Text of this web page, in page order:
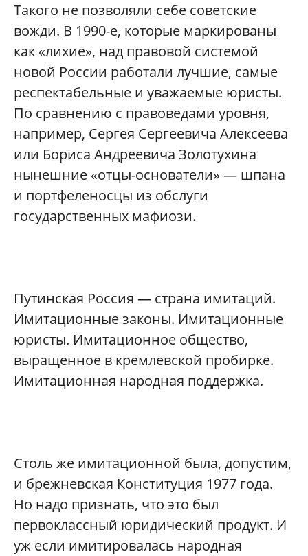
Такого не позволяли себе советские
вожди. В 1990-е, которые маркированы
как «лихие», над правовой системой
новой России работали лучшие, самые
респектабельные и уважаемые юристы.
По сравнению с правоведами уровня,
например, Сергея Сергеевича Алексеева
или Бориса Андреевича Золотухина
нынешние «отцы-основатели» — шпана
и портфеленосцы из обслуги
государственных мафиози.
Путинская Россия — страна имитаций.
Имитационные законы. Имитационные
юристы. Имитационное общество,
выращенное в кремлевской пробирке.
Имитационная народная поддержка.
Столь же имитационной была, допустим,
и брежневская Конституция 1977 года.
Но надо признать, что это был
первоклассный юридический продукт. И
уж если имитировалась народная